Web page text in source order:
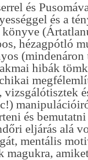
és
és a
könyve
hézagpótló
hibák
vizsgálótisztek
és
eljárás alá
mentális
magukra,